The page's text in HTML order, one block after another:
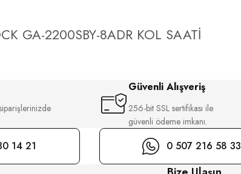
GA-2200SBY-8ADR KOL SAATİ
Güvenli Alışveriş
256-bit SSL sertifikası ile
güvenli ödeme imkanı.
14 21 0 507 216 58 33